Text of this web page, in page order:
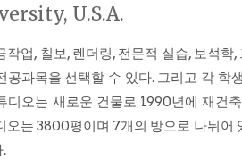
U.S.A.
작업, 칠보, 렌더링, 전문적 실습, 보석
공과목을 선택할 수 있다. 그리고 각 학
디오는 새로운 건물로 1990년에 재건
오는 3800평이며 7개의 방으로 나뉘어
.